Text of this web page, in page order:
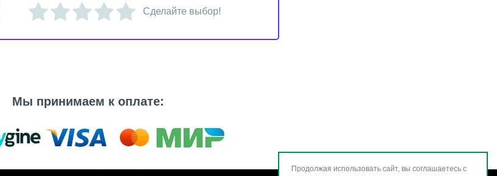
Сделайте выбор!
Мы принимаем к оплате:
Продолжая использовать сайт, вы соглашаетесь с